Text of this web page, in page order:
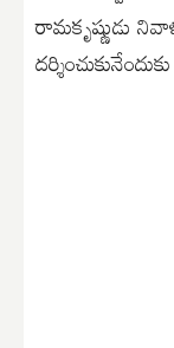
రామకృష్ణుడు